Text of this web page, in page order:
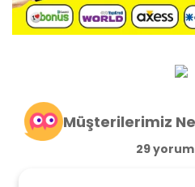
Müşterilerimiz
29 yorum